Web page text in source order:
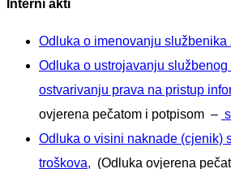
Interni akti
Odluka o imenovanju službenika
Odluka o ustrojavanju
ostvarivanju prava na pristup
ovjerena pečatom i potpisom –
Odluka o visini naknade (cjenik)
troškova, (Odluka ovjerena